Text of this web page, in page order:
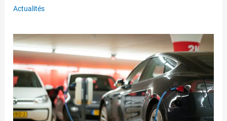
Actualités